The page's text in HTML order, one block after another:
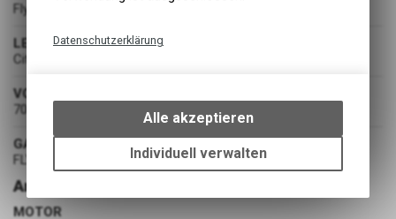
Flyer
LENKER
City Rise
VORBAU
70mm
GABEL
FLYER Starrgabel
Antrieb
MOTOR
Datenschutzerklärung
bestimmte Interaktionen und
Einstellungen auf Ihrem Gerät,
um die grundlegenden
Funktionen unseres Online-
Alle akzeptieren
Individuell verwalten